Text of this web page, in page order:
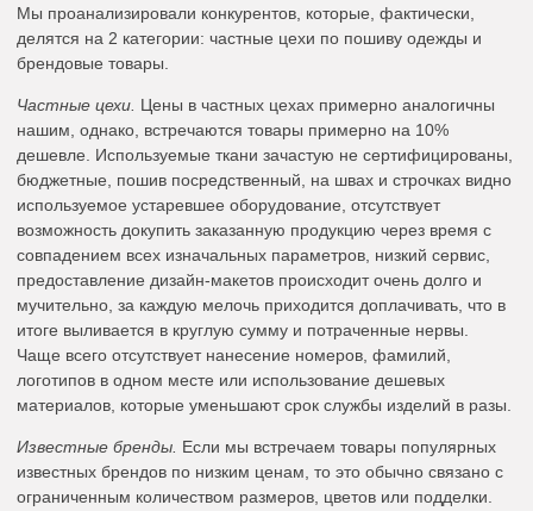
Мы проанализировали конкурентов, которые, фактически,
делятся на 2 категории: частные цехи по пошиву одежды и
брендовые товары.
Частные цехи. Цены в частных цехах примерно аналогичны
нашим, однако, встречаются товары примерно на 10%
дешевле. Используемые ткани зачастую не сертифицированы,
бюджетные, пошив посредственный, на швах и строчках видно
используемое устаревшее оборудование, отсутствует
возможность докупить заказанную продукцию через время с
совпадением всех изначальных параметров, низкий сервис,
предоставление дизайн-макетов происходит очень долго и
мучительно, за каждую мелочь приходится доплачивать, что в
итоге выливается в круглую сумму и потраченные нервы.
Чаще всего отсутствует нанесение номеров, фамилий,
логотипов в одном месте или использование дешевых
материалов, которые уменьшают срок службы изделий в разы.
Известные бренды. Если мы встречаем товары популярных
известных брендов по низким ценам, то это обычно связано с
ограниченным количеством размеров, цветов или подделки.